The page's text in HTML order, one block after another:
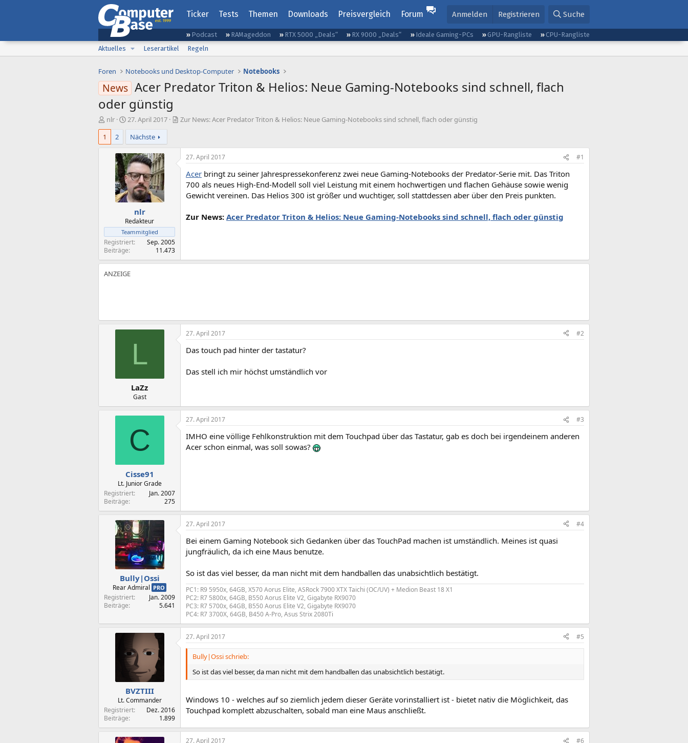
Ticker Tests Themen Downloads Preisvergleich Forum Anmelden Registrieren Suche
Podcast RAMageddon RTX 5000 „Deals“ RX 9000 „Deals“ Ideale Gaming-PCs GPU-Rangliste
CPU-Rangliste
Aktuelles
Leserartikel Regeln
Foren Notebooks und Desktop-Computer Notebooks
News Acer Predator Triton & Helios: Neue Gaming-Notebooks sind schnell, flach
oder günstig
E
r
t
nlr
E
r
t
e
l
l
t
a
m
27. April 2017
Zur News: Acer Predator Triton & Helios: Neue Gaming-Notebooks sind schnell, flach oder günstig
1
2 Nächste
nlr
Redakteur
Teammitglied
Registriert
Sep. 2005
Beiträge
11.473
27. April 2017 #1
Acer bringt zu seiner Jahrespressekonferenz zwei neue Gaming-Notebooks der Predator-Serie mit. Das Triton
700 als neues High-End-Modell soll viel Leistung mit einem hochwertigen und flachen Gehäuse sowie wenig
Gewicht vereinen. Das Helios 300 ist größer und wuchtiger, soll stattdessen aber über den Preis punkten.
Zur News: Acer Predator Triton & Helios: Neue Gaming-Notebooks sind schnell, flach oder günstig
L
LaZz
Gast
27. April 2017 #2
Das touch pad hinter der tastatur?
Das stell ich mir höchst umständlich vor
C
Cisse91
Lt. Junior Grade
Registriert
Jan. 2007
Beiträge
275
27. April 2017 #3
IMHO eine völlige Fehlkonstruktion mit dem Touchpad über das Tastatur, gab es doch bei irgendeinem anderen
Acer schon einmal, was soll sowas?
Bully|Ossi
Rear Admiral PRO
Registriert
Jan. 2009
Beiträge
5.641
27. April 2017 #4
Bei einem Gaming Notebook sich Gedanken über das TouchPad machen ist umständlich. Meines ist quasi
jungfräulich, da ich eine Maus benutze.
So ist das viel besser, da man nicht mit dem handballen das unabsichtlich bestätigt.
PC1: R9 5950x, 64GB, X570 Aorus Elite, ASRock 7900 XTX Taichi (OC/UV) + Medion Beast 18 X1
PC2: R7 5800x, 64GB, B550 Aorus Elite V2, Gigabyte RX9070
PC3: R7 5700x, 64GB, B550 Aorus Elite V2, Gigabyte RX9070
PC4: R7 3700X, 64GB, B450 A-Pro, Asus Strix 2080Ti
BVZTIII
Lt. Commander
Registriert
Dez. 2016
Beiträge
1.899
27. April 2017 #5
Bully|Ossi schrieb:
So ist das viel besser, da man nicht mit dem handballen das unabsichtlich bestätigt.
Windows 10 - welches auf so ziemlich jedem dieser Geräte vorinstalliert ist - bietet nativ die Möglichkeit, das
Touchpad komplett abzuschalten, sobald man eine Maus anschließt.
27. April 2017 #6